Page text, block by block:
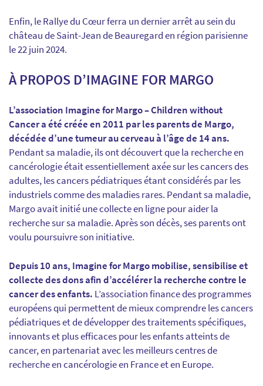
Enfin, le Rallye du Cœur ferra un dernier arrêt au sein du
château de Saint-Jean de Beauregard en région parisienne
le 22 juin 2024.
À PROPOS D’IMAGINE FOR MARGO
L’association Imagine for Margo – Children without
Cancer a été créée en 2011 par les parents de Margo,
décédée d’une tumeur au cerveau à l’âge de 14 ans.
Pendant sa maladie, ils ont découvert que la recherche en
cancérologie était essentiellement axée sur les cancers des
adultes, les cancers pédiatriques étant considérés par les
industriels comme des maladies rares. Pendant sa maladie,
Margo avait initié une collecte en ligne pour aider la
recherche sur sa maladie. Après son décès, ses parents ont
voulu poursuivre son initiative.
Depuis 10 ans, Imagine for Margo mobilise, sensibilise et
collecte des dons afin d’accélérer la recherche contre le
cancer des enfants. L’association finance des programmes
européens qui permettent de mieux comprendre les cancers
pédiatriques et de développer des traitements spécifiques,
innovants et plus efficaces pour les enfants atteints de
cancer, en partenariat avec les meilleurs centres de
recherche en cancérologie en France et en Europe.